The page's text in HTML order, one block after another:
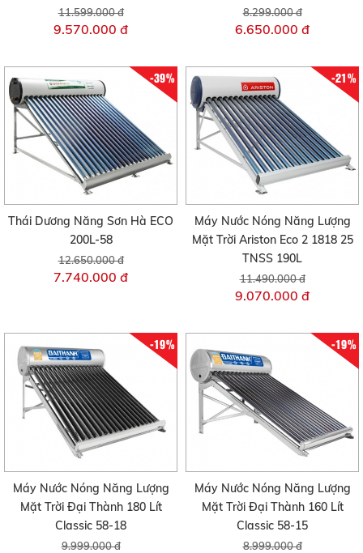
11.599.000 đ
9.570.000 đ
8.299.000 đ
6.650.000 đ
-39%
Thái Dương Năng Sơn Hà ECO
200L-58
12.650.000 đ
7.740.000 đ
-21%
Máy Nước Nóng Năng Lượng
Mặt Trời Ariston Eco 2 1818 25
TNSS 190L
11.490.000 đ
9.070.000 đ
-19%
Máy Nước Nóng Năng Lượng
Mặt Trời Đại Thành 180 Lít
Classic 58-18
9.999.000 đ
-19%
Máy Nước Nóng Năng Lượng
Mặt Trời Đại Thành 160 Lít
Classic 58-15
8.999.000 đ